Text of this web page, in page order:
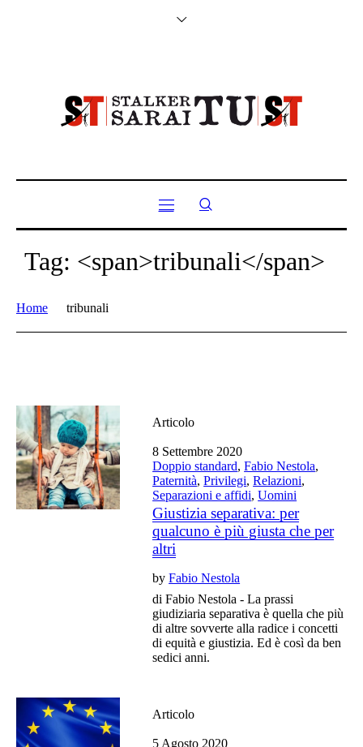
Tag: <span>tribunali</span>
Home tribunali
Articolo
8 Settembre 2020
Doppio standard,Fabio Nestola,
Paternità,Privilegi,Relazioni,
Separazioni e affidi,Uomini
Giustizia separativa: per
qualcuno è più giusta che per
altri
byFabio Nestola
di Fabio Nestola - La prassi
giudiziaria separativa è quella che più
di altre sovverte alla radice i concetti
di equità e giustizia. Ed è così da ben
sedici anni.
Articolo
5 Agosto 2020